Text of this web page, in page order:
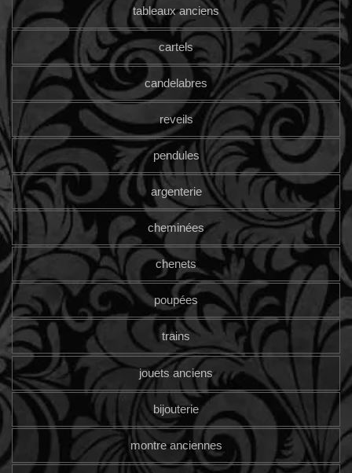
tableaux anciens
cartels
candelabres
reveils
pendules
argenterie
cheminées
chenets
poupées
trains
jouets anciens
bijouterie
montre anciennes